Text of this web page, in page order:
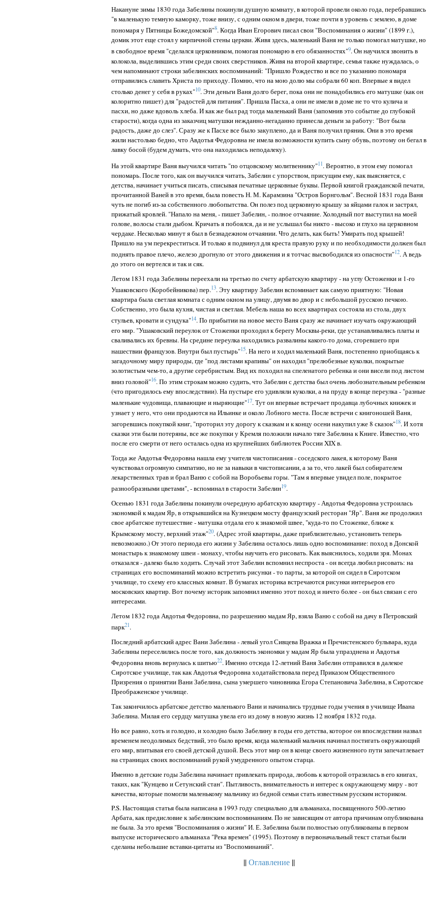
Накануне зимы 1830 года Забелины покинули душную комнату, в которой провели около года, перебравшись
"в маленькую темную каморку, тоже внизу, с одним окном в двери, тоже почти в уровень с землею, в доме
пономаря у Пятницы Божедомской"8. Когда Иван Егорович писал свои "Воспоминания о жизни" (1899 г.),
домик этот еще стоял у кирпичной стены церкви. Живя здесь, маленький Ваня не только помогал матушке, но
в свободное время "сделался церковником, помогая пономарю в его обязанностях"9. Он научился звонить в
колокола, выделившись этим среди своих сверстников. Живя на второй квартире, семья также нуждалась, о
чем напоминают строки забелинских воспоминаний: "Пришло Рождество и все по указанию пономаря
отправились славить Христа по приходу. Помню, что на мою долю мы собрали 60 коп. Впервые я видел
столько денег у себя в руках"10. Эти деньги Ваня долго берег, пока они не понадобились его матушке (как он
колоритно пишет) для "радостей для питания". Пришла Пасха, а они не имели в доме не то что кулича и
пасхи, но даже вдоволь хлеба. И как же был рад тогда маленький Ваня (запомнив это событие до глубокой
старости), когда одна из заказчиц матушки нежданно-негаданно принесла деньги за работу: "Вот была
радость, даже до слез". Сразу же к Пасхе все было закуплено, да и Ваня получил пряник. Они в это время
жили настолько бедно, что Авдотья Федоровна не имела возможности купить сыну обувь, поэтому он бегал в
лавку босой (будем думать, что она находилась неподалеку).
На этой квартире Ваня выучился читать "по отцовскому молитвеннику"11. Вероятно, в этом ему помогал
пономарь. После того, как он выучился читать, Забелин с упорством, присущим ему, как выясняется, с
детства, начинает учиться писать, списывая печатные церковные буквы. Первой книгой гражданской печати,
прочитанной Ваней в это время, была повесть Н. М. Карамзина "Остров Борнгольм". Весной 1831 года Ваня
чуть не погиб из-за собственного любопытства. Он полез под церковную крышу за яйцами галок и застрял,
прижатый кровлей. "Напало на меня, - пишет Забелин, - полное отчаяние. Холодный пот выступил на моей
голове, волосы стали дыбом. Кричать я побоялся, да и не услышал бы никто - высоко и глухо на церковном
чердаке. Несколько минут я был в безнадежном отчаянии. Что делать, как быть! Умирать под крышей!
Пришло на ум перекреститься. И только я подвинул для креста правую руку и по необходимости должен был
поднять правое плечо, железо дрогнуло от этого движения и я тотчас высвободился из опасности"12. А ведь
до этого он вертелся и так и сяк.
Летом 1831 года Забелины переехали на третью по счету арбатскую квартиру - на углу Остоженки и 1-го
Ушаковского (Коробейникова) пер.13. Эту квартиру Забелин вспоминает как самую приятную: "Новая
квартира была светлая комната с одним окном на улицу, двумя во двор и с небольшой русскою печкою.
Собственно, это была кухня, чистая и светлая. Мебель наша во всех квартирах состояла из стола, двух
стульев, кровати и сундука"14. По прибытии на новое место Ваня сразу же начинает изучать окружающий
его мир. "Ушаковский переулок от Стоженки проходил к берегу Москвы-реки, где устанавливались платы и
сваливались их бревны. На средине переулка находились развалины какого-то дома, сгоревшего при
нашествии французов. Внутри был пустырь"15. На него и ходил маленький Ваня, постепенно приобщаясь к
загадочному миру природы, где "под листами крапивы" он находил "прелюбезные куколки, покрытые
золотистым чем-то, а другие серебристым. Вид их походил на спеленатого ребенка и они висели под листом
вниз головой"16. По этим строкам можно судить, что Забелин с детства был очень любознательным ребенком
(что пригодилось ему впоследствии). На пустыре его удивляли куколки, а на пруду в конце переулка - "разные
маленькие чудовища, плавающие и ныряющие"17. Тут он впервые встречает продавца лубочных книжек и
узнает у него, что они продаются на Ильинке и около Лобного места. После встречи с книгоношей Ваня,
загоревшись покупкой книг, "проторил эту дорогу к сказкам и к концу осени накупил уже 8 сказок"18. И хотя
сказки эти были потеряны, все же покупки у Кремля положили начало тяге Забелина к Книге. Известно, что
после его смерти от него осталась одна из крупнейших библиотек России XIX в.
Тогда же Авдотья Федоровна нашла ему учителя чистописания - соседского лакея, к которому Ваня
чувствовал огромную симпатию, но не за навыки в чистописании, а за то, что лакей был собирателем
лекарственных трав и брал Ваню с собой на Воробьевы горы. "Там я впервые увидел поле, покрытое
разнообразными цветами", - вспоминал в старости Забелин19.
Осенью 1831 года Забелины покинули очередную арбатскую квартиру - Авдотья Федоровна устроилась
экономкой к мадам Яр, в открывшийся на Кузнецком мосту французский ресторан "Яр". Ваня же продолжил
свое арбатское путешествие - матушка отдала его к знакомой швее, "куда-то по Стоженке, ближе к
Крымскому мосту, верхний этаж"20. (Адрес этой квартиры, даже приблизительно, установить теперь
невозможно.) От этого периода его жизни у Забелина осталось лишь одно воспоминание: поход в Донской
монастырь к знакомому швеи - монаху, чтобы научить его рисовать. Как выяснилось, ходили зря. Монах
отказался - далеко было ходить. Случай этот Забелин вспомнил неспроста - он всегда любил рисовать: на
страницах его воспоминаний можно встретить рисунки - то парты, за которой он сидел в Сиротском
училище, то схему его классных комнат. В бумагах историка встречаются рисунки интерьеров его
московских квартир. Вот почему историк запомнил именно этот поход и ничто более - он был связан с его
интересами.
Летом 1832 года Авдотья Федоровна, по разрешению мадам Яр, взяла Ваню с собой на дачу в Петровский
парк21.
Последний арбатский адрес Вани Забелина - левый угол Сивцева Вражка и Пречистенского бульвара, куда
Забелины переселились после того, как должность экономки у мадам Яр была упразднена и Авдотья
Федоровна вновь вернулась к шитью22. Именно отсюда 12-летний Ваня Забелин отправился в далекое
Сиротское училище, так как Авдотья Федоровна ходатайствовала перед Приказом Общественного
Призрения о принятии Вани Забелина, сына умершего чиновника Егора Степановича Забелина, в Сиротское
Преображенское училище.
Так закончилось арбатское детство маленького Вани и начинались трудные годы учения в училище Ивана
Забелина. Милая его сердцу матушка увела его из дому в новую жизнь 12 ноября 1832 года.
Но все равно, хоть и голодно, и холодно было Забелину в годы его детства, которое он впоследствии назвал
временем неодолимых бедствий, это было время, когда маленький мальчик начинал постигать окружающий
его мир, впитывая его своей детской душой. Весь этот мир он в конце своего жизненного пути запечатлевает
на страницах своих воспоминаний рукой умудренного опытом старца.
Именно в детские годы Забелина начинает привлекать природа, любовь к которой отразилась в его книгах,
таких, как "Кунцево и Сетунский стан". Пытливость, внимательность и интерес к окружающему миру - вот
качества, которые помогли маленькому мальчику из бедной семьи стать известным русским историком.
P.S. Настоящая статья была написана в 1993 году специально для альманаха, посвященного 500-летию
Арбата, как предисловие к забелинским воспоминаниям. По не зависящим от автора причинам опубликована
не была. За это время "Воспоминания о жизни" И. Е. Забелина были полностью опубликованы в первом
выпуске исторического альманаха "Река времен" (1995). Поэтому в первоначальный текст статьи были
сделаны небольшие вставки-цитаты из "Воспоминаний".
|| Оглавление||